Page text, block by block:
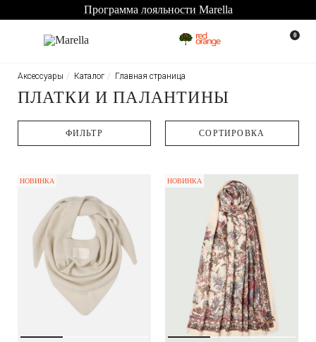
Программа лояльности Marella
0
Главная страница
Каталог
Аксессуары
ПЛАТКИ И ПАЛАНТИНЫ
ФИЛЬТР CОРТИРОВКА
НОВИНКА НОВИНКА